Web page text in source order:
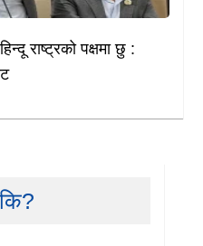
राष्ट्रको पक्षमा छु :